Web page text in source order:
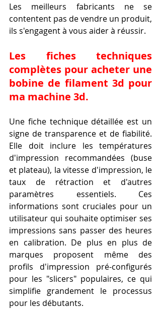
Les meilleurs fabricants ne se
contentent pas de vendre un produit,
ils s'engagent à vous aider à réussir.
Les fiches techniques
complètes pour acheter une
bobine de filament 3d pour
ma machine 3d.
Une fiche technique détaillée est un
signe de transparence et de fiabilité.
Elle doit inclure les températures
d'impression recommandées (buse
et plateau), la vitesse d'impression, le
taux de rétraction et d'autres
paramètres essentiels. Ces
informations sont cruciales pour un
utilisateur qui souhaite optimiser ses
impressions sans passer des heures
en calibration. De plus en plus de
marques proposent même des
profils d'impression pré-configurés
pour les "slicers" populaires, ce qui
simplifie grandement le processus
pour les débutants.